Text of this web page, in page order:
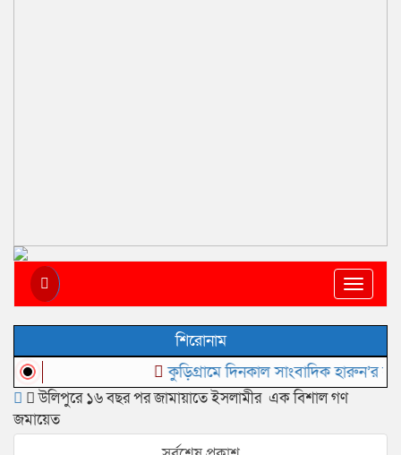
Toggle
শিরোনাম
কুড়িগ্রামে দিনকাল সাংবাদিক হারুন’র নামে
উলিপুরে ১৬ বছর পর জামায়াতে ইসলামীর এক বিশাল গণ
জমায়েত